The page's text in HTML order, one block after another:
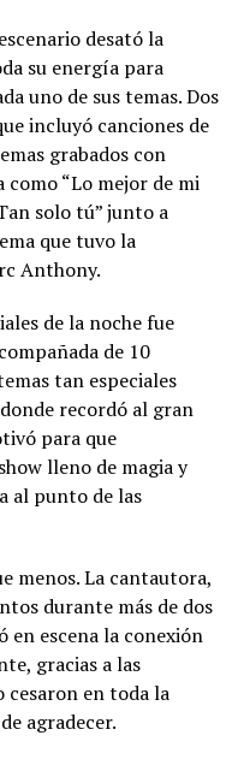
desató la
su energía para
uno de sus temas. Dos
incluyó canciones de
grabados con
como “Lo mejor de mi
solo tú” junto a
que tuvo la
Anthony.
de la noche fue
de 10
tan especiales
recordó al gran
para que
lleno de magia y
al punto de las
menos. La cantautora,
durante más de dos
en escena la conexión
gracias a las
cesaron en toda la
agradecer.